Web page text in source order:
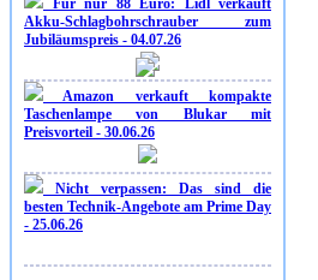
Akku-Schlagbohrschrauber zum
Jubiläumspreis - 04.07.26
Amazon verkauft kompakte
Taschenlampe von Blukar mit
Preisvorteil - 30.06.26
Nicht verpassen: Das sind die
besten Technik-Angebote am Prime Day
- 25.06.26